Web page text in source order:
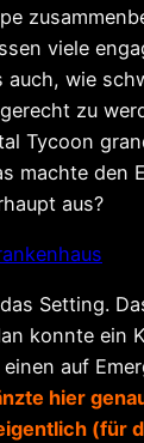
viele
auch, wie
zu
Tycoon
machte den
aus?
Setting.
konnte ein
auf
hier
(für